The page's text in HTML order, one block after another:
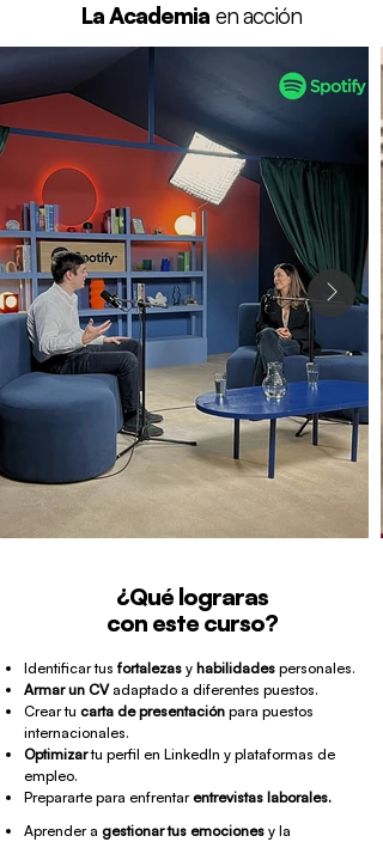
La Academia en acción
¿Qué lograras
con este curso?
Identificar tus fortalezas y habilidades personales.
Armar un CVadaptado a diferentes puestos.
Crear tu carta de presentación para puestos
internacionales.
Optimizartu perfil en LinkedIn y plataformas de
empleo.
Prepararte para enfrentarentrevistas laborales.
Aprender a gestionar tus emociones y la